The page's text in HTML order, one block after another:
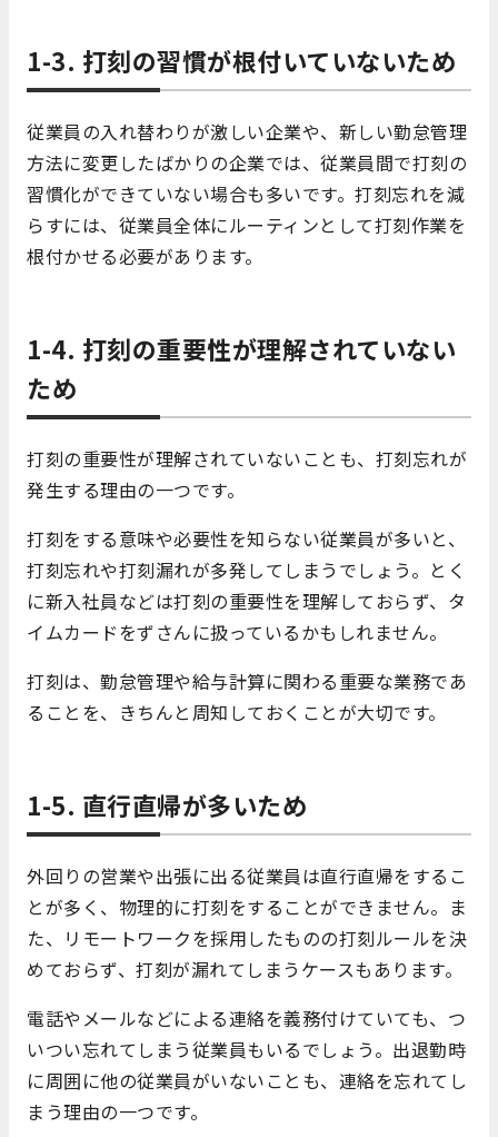
1-3. 打刻の習慣が根付いていないため
従業員の入れ替わりが激しい企業や、新しい勤怠管理
方法に変更したばかりの企業では、従業員間で打刻の
習慣化ができていない場合も多いです。打刻忘れを減
らすには、従業員全体にルーティンとして打刻作業を
根付かせる必要があります。
1-4. 打刻の重要性が理解されていない
ため
打刻の重要性が理解されていないことも、打刻忘れが
発生する理由の一つです。
打刻をする意味や必要性を知らない従業員が多いと、
打刻忘れや打刻漏れが多発してしまうでしょう。とく
に新入社員などは打刻の重要性を理解しておらず、タ
イムカードをずさんに扱っているかもしれません。
打刻は、勤怠管理や給与計算に関わる重要な業務であ
ることを、きちんと周知しておくことが大切です。
1-5. 直行直帰が多いため
外回りの営業や出張に出る従業員は直行直帰をするこ
とが多く、物理的に打刻をすることができません。ま
た、リモートワークを採用したものの打刻ルールを決
めておらず、打刻が漏れてしまうケースもあります。
電話やメールなどによる連絡を義務付けていても、つ
いつい忘れてしまう従業員もいるでしょう。出退勤時
に周囲に他の従業員がいないことも、連絡を忘れてし
まう理由の一つです。